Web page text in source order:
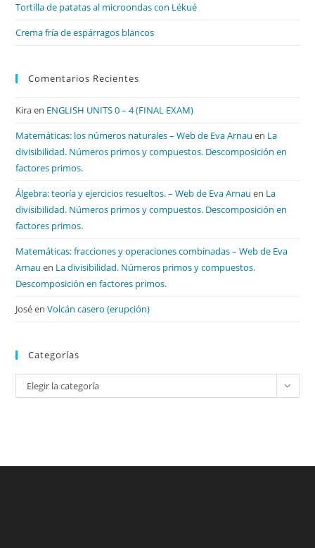
Tortilla de patatas al microondas con Lékué
Crema fría de espárragos blancos
Comentarios Recientes
Kiraen ENGLISH UNITS 0 – 4 (FINAL EXAM)
Matemáticas: los números naturales – Web de Eva Arnau en La
divisibilidad. Números primos y compuestos. Descomposición en
factores primos.
Álgebra: teoría y ejercicios resueltos. – Web de Eva Arnau en La
divisibilidad. Números primos y compuestos. Descomposición en
factores primos.
Matemáticas: fracciones y operaciones combinadas – Web de Eva
Arnau en La divisibilidad. Números primos y compuestos.
Descomposición en factores primos.
JoséenVolcán casero (erupción)
Categorías
Categorías
Elegir la categoría